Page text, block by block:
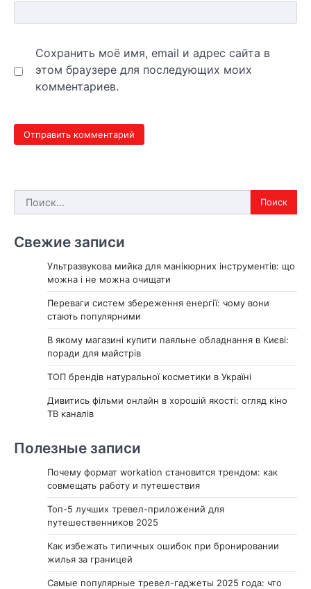
Сохранить моё имя, email и адрес сайта в
этом браузере для последующих моих
комментариев.
Найти:
Свежие записи
Ультразвукова мийка для манікюрних інструментів: що
можна і не можна очищати
Переваги систем збереження енергії: чому вони
стають популярними
В якому магазині купити паяльне обладнання в Києві:
поради для майстрів
ТОП брендів натуральної косметики в Україні
Дивитись фільми онлайн в хорошій якості: огляд кіно
ТВ каналів
Полезные записи
Почему формат workation становится трендом: как
совмещать работу и путешествия
Топ-5 лучших тревел-приложений для
путешественников 2025
Как избежать типичных ошибок при бронировании
жилья за границей
Самые популярные тревел-гаджеты 2025 года: что